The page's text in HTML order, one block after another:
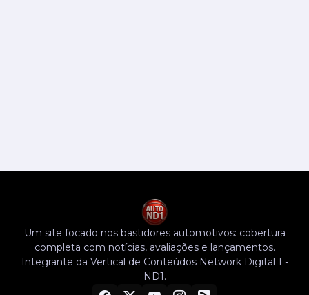
Um site focado nos bastidores automotivos: cobertura
completa com notícias, avaliações e lançamentos.
Integrante da Vertical de Conteúdos Network Digital 1 -
ND1.